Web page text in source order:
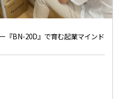
『BN-20D』で育む起業マインド